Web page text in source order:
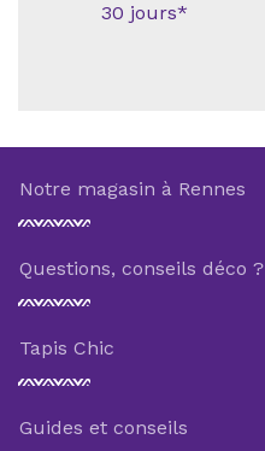
30 jours*
Notre magasin à Rennes
Questions, conseils déco ?
Tapis Chic
Guides et conseils